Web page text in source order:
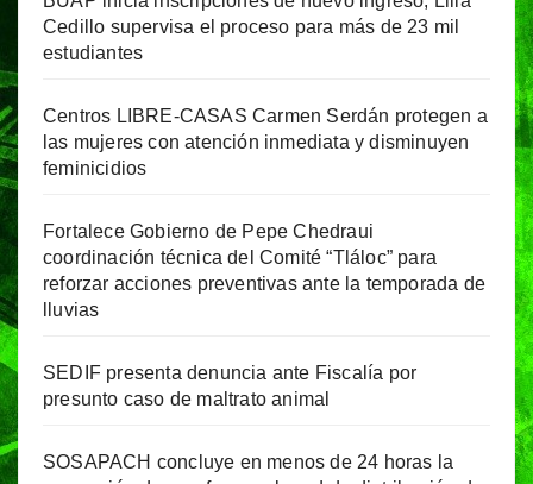
Cedillo supervisa el proceso para más de 23 mil
estudiantes
Centros LIBRE-CASAS Carmen Serdán protegen a
las mujeres con atención inmediata y disminuyen
feminicidios
Fortalece Gobierno de Pepe Chedraui
coordinación técnica del Comité “Tláloc” para
reforzar acciones preventivas ante la temporada de
lluvias
SEDIF presenta denuncia ante Fiscalía por
presunto caso de maltrato animal
SOSAPACH concluye en menos de 24 horas la